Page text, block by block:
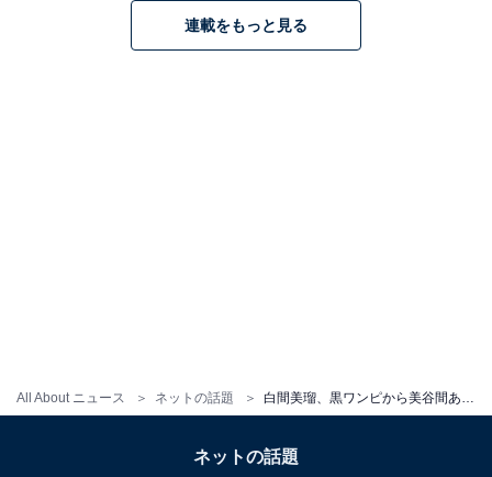
All About ニュース ネットの話題
連載をもっと見る
ネットの話題